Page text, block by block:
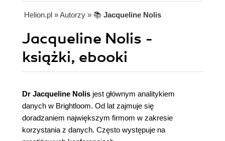
Helion.pl » Autorzy » 📚 Jacqueline Nolis
Jacqueline Nolis -
książki, ebooki
Dr Jacqueline Nolis jest głównym analitykiem
danych w Brightloom. Od lat zajmuje się
doradzaniem największym firmom w zakresie
korzystania z danych. Często występuje na